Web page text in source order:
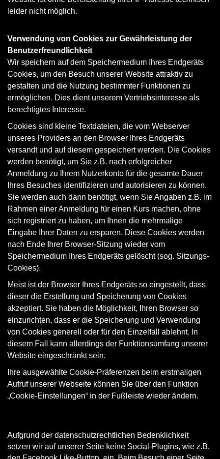
leider nicht möglich.
Verwendung von Cookies zur Gewährleistung der
Benutzerfreundlichkeit
Wir speichern auf dem Speichermedium Ihres Endgeräts
Cookies, um den Besuch unserer Website attraktiv zu
gestalten und die Nutzung bestimmter Funktionen zu
ermöglichen. Dies dient unserem Vertriebsinteresse als
berechtigtes Interesse.
Cookies sind kleine Textdateien, die vom Webserver
unseres Providers an den Browser Ihres Endgeräts
versandt und auf diesem gespeichert werden. Die Cookies
werden benötigt, um Sie z.B. nach erfolgreicher
Anmeldung zu Ihrem Nutzerkonto für die gesamte Dauer
Ihres Besuches identifizieren und autorisieren zu können.
Sie werden auch dann benötigt, wenn Sie Angaben z.B. im
Rahmen einer Anmeldung für einen Kurs machen, ohne
sich registriert zu haben, um Ihnen die mehrmalige
Eingabe Ihrer Daten zu ersparen. Diese Cookies werden
nach Ende Ihrer Browser-Sitzung wieder vom
Speichermedium Ihres Endgeräts gelöscht (sog. Sitzungs-
Cookies).
Meist ist der Browser Ihres Endgeräts so eingestellt, dass
dieser die Erstellung und Speicherung von Cookies
akzeptiert. Sie haben die Möglichkeit, Ihren Browser so
einzurichten, dass er die Speicherung und Verwendung
von Cookies generell oder für den Einzelfall ablehnt. In
diesem Fall kann allerdings der Funktionsumfang unserer
Website eingeschränkt sein.
Ihre ausgewählte Cookie-Präferenzen beim erstmaligen
Aufruf unserer Webseite können Sie über den Funktion
„Cookie-Einstellungen“ in der Fußleiste wieder ändern.
Aufgrund der datenschutzrechtlichen Bedenklichkeit
setzen wir auf unserer Seite keine Social-Plugins, wie z.B.